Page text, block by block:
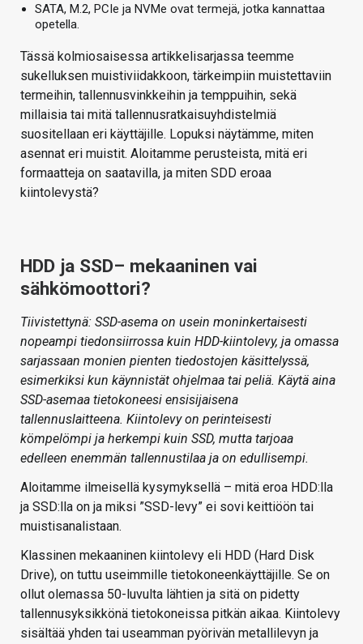
SATA, M.2, PCIe ja NVMe ovat termejä, jotka kannattaa
opetella.
Tässä kolmiosaisessa artikkelisarjassa teemme
sukelluksen muistiviidakkoon, tärkeimpiin muistettaviin
termeihin, tallennusvinkkeihin ja temppuihin, sekä
millaisia tai mitä tallennusratkaisuyhdistelmiä
suositellaan eri käyttäjille. Lopuksi näytämme, miten
asennat eri muistit. Aloitamme perusteista, mitä eri
formaatteja on saatavilla, ja miten SDD eroaa
kiintolevystä?
HDD ja SSD– mekaaninen vai
sähkömoottori?
Tiivistettynä: SSD-asema on usein moninkertaisesti
nopeampi tiedonsiirrossa kuin HDD-kiintolevy, ja omassa
sarjassaan monien pienten tiedostojen käsittelyssä,
esimerkiksi kun käynnistät ohjelmaa tai peliä. Käytä aina
SSD-asemaa tietokoneesi ensisijaisena
tallennuslaitteena. Kiintolevy on perinteisesti
kömpelömpi ja herkempi kuin SSD, mutta tarjoaa
edelleen enemmän tallennustilaa ja on edullisempi.
Aloitamme ilmeisellä kysymyksellä – mitä eroa HDD:lla
ja SSD:lla on ja miksi ”SSD-levy” ei sovi keittiöön tai
muistisanalistaan.
Klassinen mekaaninen kiintolevy eli HDD (Hard Disk
Drive), on tuttu useimmille tietokoneenkäyttäjille. Se on
ollut olemassa 50-luvulta lähtien ja sitä on pidetty
tallennusyksikkönä tietokoneissa pitkän aikaa. Kiintolevy
sisältää yhden tai useamman pyörivän metallilevyn ja